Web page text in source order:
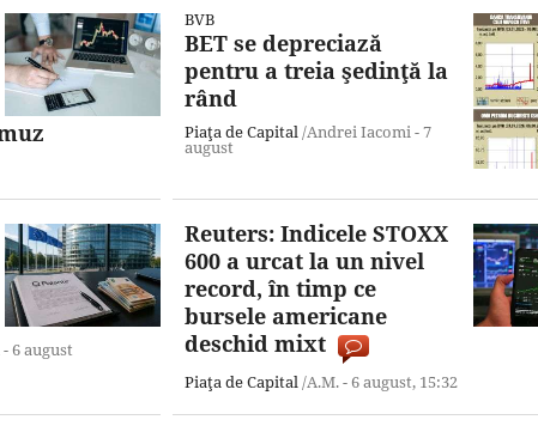
BVB
BET se depreciază
pentru a treia şedinţă la
rând
Piaţa de Capital /Andrei Iacomi -7
august
6 august
Reuters: Indicele STOXX
600 a urcat la un nivel
record, în timp ce
bursele americane
deschid mixt
Piaţa de Capital /A.M. -6 august, 15:32